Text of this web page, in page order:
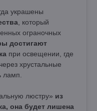
украшены
, который
ограночных
достигают
при освещении, где
хрустальные
ламп.
люстру» из
она будет лишена